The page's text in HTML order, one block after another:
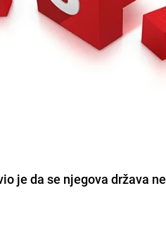
je da se njegova država